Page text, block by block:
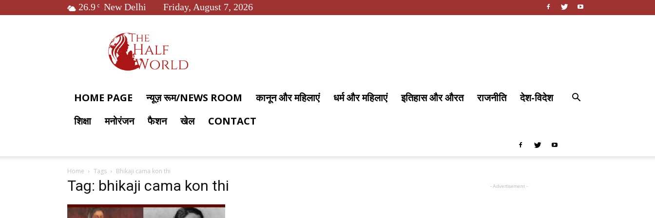
26.9 C New Delhi Friday, August 7, 2026
World
HOME PAGE न्यूज़ रूम/NEWS ROOM कानून और महिलाएं धर्म और महिलाएं इतिहास और औरत राजनीति
देश-विदेश
शिक्षा
मनोरंजन फैशन खेल CONTACT
Home Tags Bhikaji cama kon thi
Tag: bhikaji cama kon thi - Advertisement -